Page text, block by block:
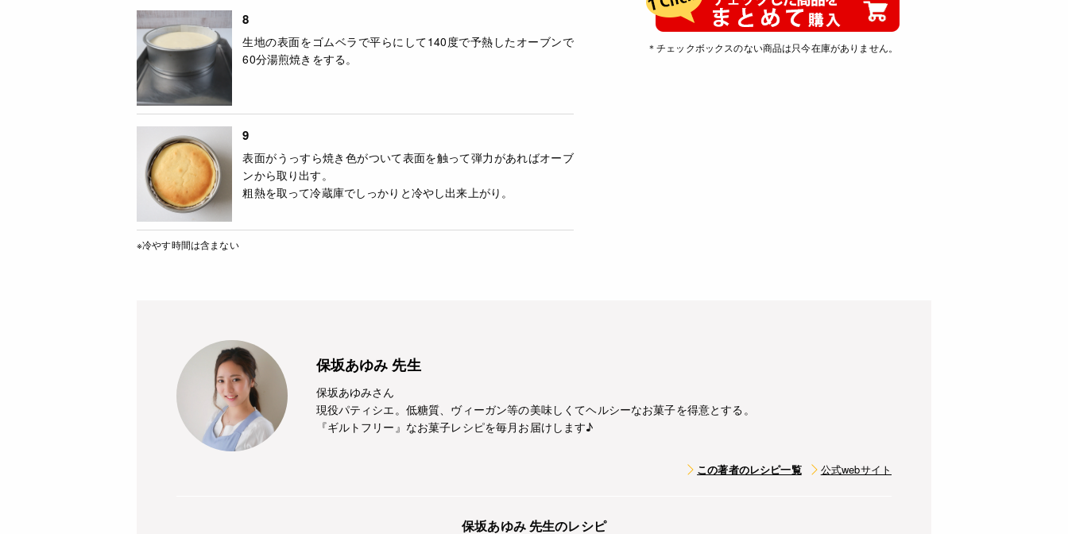
＊チェックボックスのない商品は只今在庫がありません。
8
生地の表面をゴムベラで平らにして140度で予熱したオーブンで
60分湯煎焼きをする。
9
表面がうっすら焼き色がついて表面を触って弾力があればオーブ
ンから取り出す。
粗熱を取って冷蔵庫でしっかりと冷やし出来上がり。
※冷やす時間は含まない
保坂あゆみ 先生
保坂あゆみさん
現役パティシエ。低糖質、ヴィーガン等の美味しくてヘルシーなお菓子を得意とする。
『ギルトフリー』なお菓子レシピを毎月お届けします♪
この著者のレシピ一覧 公式webサイト
保坂あゆみ 先生のレシピ